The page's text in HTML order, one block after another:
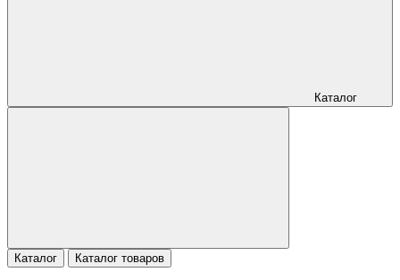
Каталог
Каталог Каталог товаров